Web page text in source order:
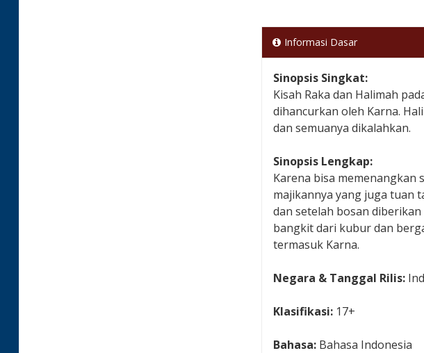
Informasi Dasar
Sinopsis Singkat:
Kisah Raka dan Halimah
dihancurkan oleh Karna.
dan semuanya dikalahkan.
Sinopsis Lengkap:
Karena bisa memenangkan
majikannya yang juga tuan
dan setelah bosan diberikan
bangkit dari kubur dan
termasuk Karna.
Negara & Tanggal Rilis:
Klasifikasi: 17+
Bahasa: Bahasa Indonesia